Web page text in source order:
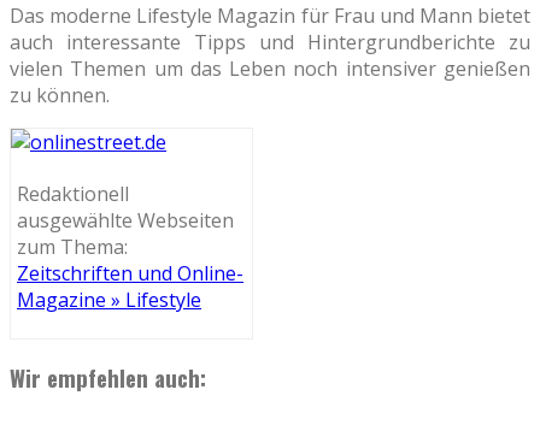
Das moderne Lifestyle Magazin für Frau und Mann bietet
auch interessante Tipps und Hintergrundberichte zu
vielen Themen um das Leben noch intensiver genießen
zu können.
Redaktionell
ausgewählte Webseiten
zum Thema:
Zeitschriften und Online-
Magazine » Lifestyle
Wir empfehlen auch: